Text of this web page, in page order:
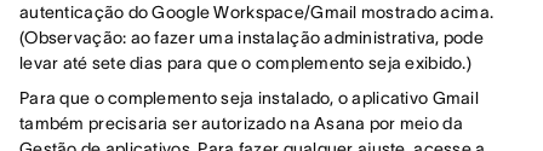
autenticação do Google Workspace/Gmail mostrado acima.
(Observação: ao fazer uma instalação administrativa, pode
levar até sete dias para que o complemento seja exibido.)
Para que o complemento seja instalado, o aplicativo Gmail
também precisaria ser autorizado na Asana por meio da